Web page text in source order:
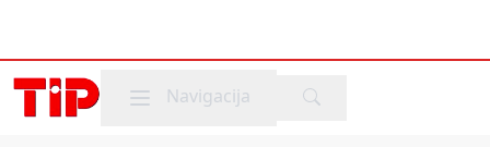
Mobile menu
Navigacija